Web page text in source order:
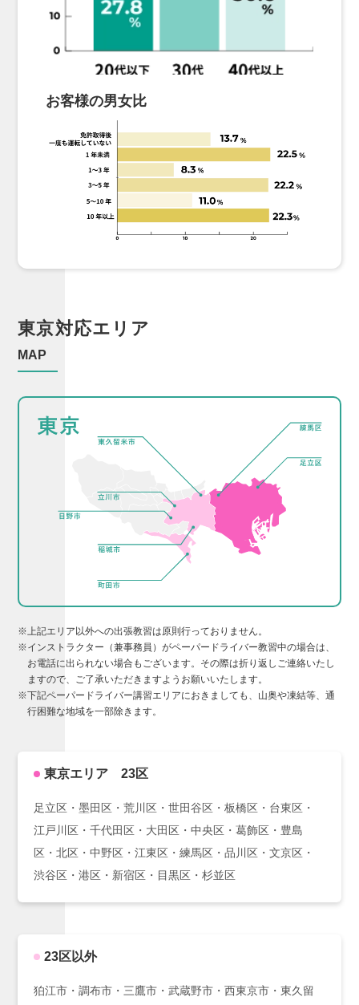
お客様の男女比
東京対応エリア
MAP
※上記エリア以外への出張教習は原則行っておりません。
※インストラクター（兼事務員）がペーパードライバー教習中の場合は、
お電話に出られない場合もございます。その際は折り返しご連絡いたし
ますので、ご了承いただきますようお願いいたします。
※下記ペーパードライバー講習エリアにおきましても、山奥や凍結等、通
行困難な地域を一部除きます。
東京エリア 23区
足立区・墨田区・荒川区・世田谷区・板橋区・台東区・
江戸川区・千代田区・大田区・中央区・葛飾区・豊島
区・北区・中野区・江東区・練馬区・品川区・文京区・
渋谷区・港区・新宿区・目黒区・杉並区
23区以外
狛江市・調布市・三鷹市・武蔵野市・西東京市・東久留